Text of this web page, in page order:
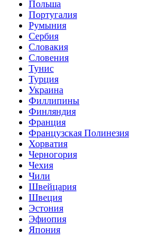
Польша
Португалия
Румыния
Сербия
Словакия
Словения
Тунис
Турция
Украина
Филлипины
Финляндия
Франция
Французская Полинезия
Хорватия
Черногория
Чехия
Чили
Швейцария
Швеция
Эстония
Эфиопия
Япония